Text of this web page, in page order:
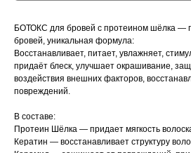
БОТОКС для бровей с протеином шёлка —
бровей, уникальная формула:
Восстанавливает, питает, увлажняет,
придаёт блеск, улучшает окрашивание,
воздействия внешних факторов,
повреждений.
В составе:
Протеин Шёлка — придает мягкость
Кератин — восстанавливает структуру